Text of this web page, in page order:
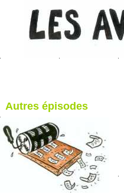
blog de Sirou
Autres épisodes